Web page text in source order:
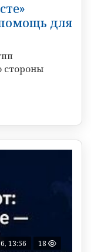
для
стороны
13:56 18